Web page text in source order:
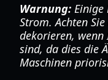
Warnung: Einige
Strom. Achten
dekorieren,
sind, da dies die
Maschinen